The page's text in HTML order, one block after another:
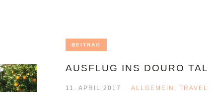
BEITRAG
AUSFLUG INS DOURO TAL
11. APRIL 2017 ALLGEMEIN , TRAVEL